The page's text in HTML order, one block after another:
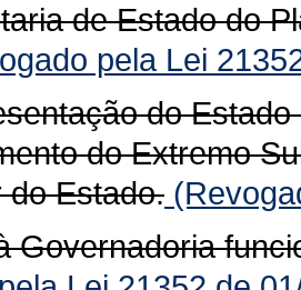
de Estado do
pela Lei
do
do Extremo
do Estado.
Governadoria